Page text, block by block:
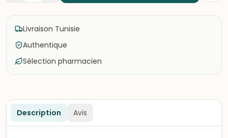
Livraison Tunisie
Authentique
Sélection pharmacien
Description Avis